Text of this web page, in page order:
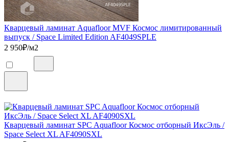
Кварцевый ламинат Aquafloor MVF Космос лимитированный
выпуск / Space Limited Edition AF4049SPLE
2 950₽/м2
Кварцевый ламинат SPC Aquafloor Космос отборный ИксЭль /
Space Select XL AF4090SXL